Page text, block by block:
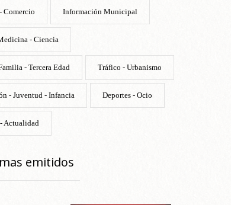
Comercio Información Municipal
- Ciencia
- Tercera Edad Tráfico - Urbanismo
- Juventud - Infancia Deportes - Ocio
Actualidad
emitidos